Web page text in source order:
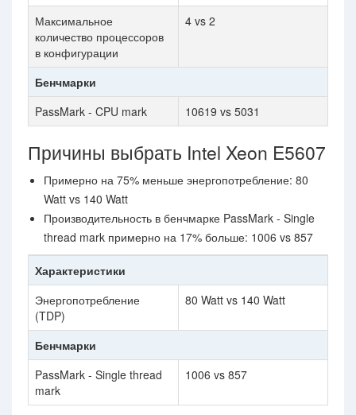
Максимальное
количество процессоров
в конфигурации
4 vs 2
Бенчмарки
PassMark - CPU mark
10619 vs 5031
Причины выбрать Intel Xeon E5607
Примерно на 75% меньше энергопотребление: 80
Watt vs 140 Watt
Производительность в бенчмарке PassMark - Single
thread mark примерно на 17% больше: 1006 vs 857
Характеристики
Энергопотребление
(TDP)
80 Watt vs 140 Watt
Бенчмарки
PassMark - Single thread
mark
1006 vs 857